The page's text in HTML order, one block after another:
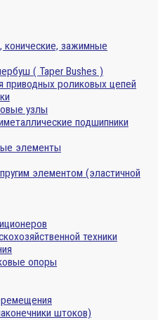
конические, зажимные
( Taper Bushes )
приводных роликовых цепей
узлы
подшипники
элементы
элементом (эластичной
техники
опоры
штоков)